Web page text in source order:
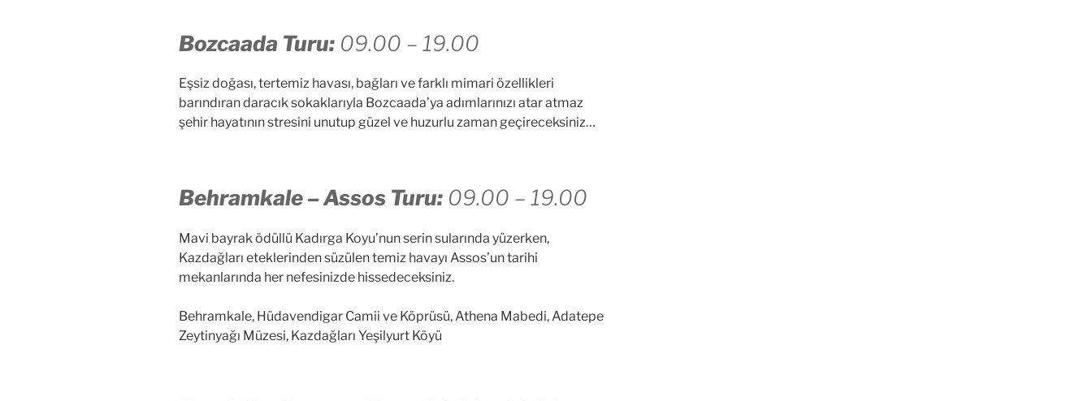
Bozcaada Turu: 09.00 – 19.00
Eşsiz doğası, tertemiz havası, bağları ve farklı mimari özellikleri
barındıran daracık sokaklarıyla Bozcaada’ya adımlarınızı atar atmaz
şehir hayatının stresini unutup güzel ve huzurlu zaman geçireceksiniz…
Behramkale – Assos Turu: 09.00 – 19.00
Mavi bayrak ödüllü Kadırga Koyu’nun serin sularında yüzerken,
Kazdağları eteklerinden süzülen temiz havayı Assos’un tarihi
mekanlarında her nefesinizde hissedeceksiniz.
Behramkale, Hüdavendigar Camii ve Köprüsü, Athena Mabedi, Adatepe
Zeytinyağı Müzesi, Kazdağları Yeşilyurt Köyü